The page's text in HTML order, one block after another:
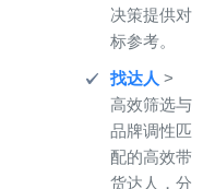
决策提供对
标参考。
找达人 >
高效筛选与
品牌调性匹
配的高效带
货达人，分